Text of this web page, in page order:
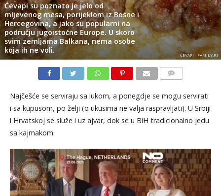
Ćevapi su poznato je jelo od
mljevenog mesa, porijeklom iz Bosne i
Hercegovina, a jako su popularni na
području jugoistočne Europe. U skoro
svim zemljama Balkana, nema osobe
koja ih ne voli.
ĆEVAPI - FAMILY.RS
Najčešće se serviraju sa lukom, a ponegdje se mogu servirati
i sa kupusom, po želji (o ukusima ne valja raspravljati). U Srbiji
i Hrvatskoj se služe i uz ajvar, dok se u BiH tradicionalno jedu
sa kajmakom.